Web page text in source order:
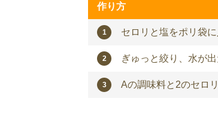
作り方
セロリと塩をポリ袋
ぎゅっと絞り、水が出
Aの調味料と2のセロ